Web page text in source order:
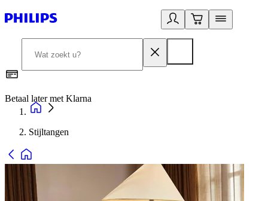
Betaal later met Klarna
Stijltangen